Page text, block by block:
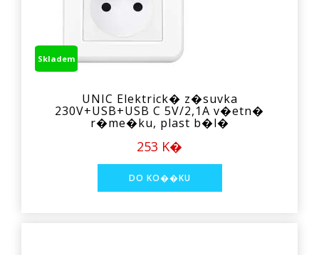
Skladem
UNIC Elektrick� z�suvka
230V+USB+USB C 5V/2,1A v�etn�
r�me�ku, plast b�l�
253 K�